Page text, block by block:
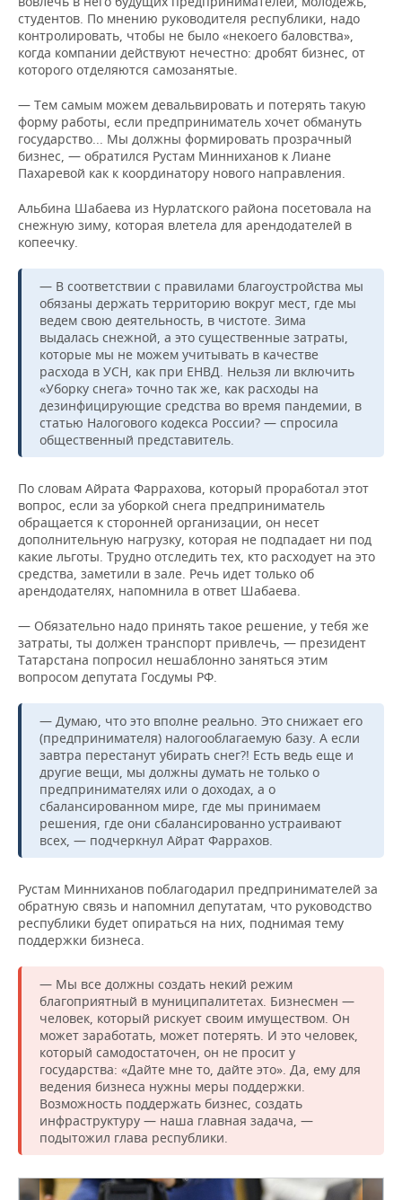
студентов. По мнению руководителя республики, надо
контролировать, чтобы не было «некоего баловства»,
когда компании действуют нечестно: дробят бизнес, от
которого отделяются самозанятые.
— Тем самым можем девальвировать и потерять такую
форму работы, если предприниматель хочет обмануть
государство... Мы должны формировать прозрачный
бизнес, — обратился Рустам Минниханов к Лиане
Пахаревой как к координатору нового направления.
Альбина Шабаева из Нурлатского района посетовала на
снежную зиму, которая влетела для арендодателей в
копеечку.
— В соответствии с правилами благоустройства мы
обязаны держать территорию вокруг мест, где мы
ведем свою деятельность, в чистоте. Зима
выдалась снежной, а это существенные затраты,
которые мы не можем учитывать в качестве
расхода в УСН, как при ЕНВД. Нельзя ли включить
«Уборку снега» точно так же, как расходы на
дезинфицирующие средства во время пандемии, в
статью Налогового кодекса России? — спросила
общественный представитель.
По словам Айрата Фаррахова, который проработал этот
вопрос, если за уборкой снега предприниматель
обращается к сторонней организации, он несет
дополнительную нагрузку, которая не подпадает ни под
какие льготы. Трудно отследить тех, кто расходует на это
средства, заметили в зале. Речь идет только об
арендодателях, напомнила в ответ Шабаева.
— Обязательно надо принять такое решение, у тебя же
затраты, ты должен транспорт привлечь, — президент
Татарстана попросил нешаблонно заняться этим
вопросом депутата Госдумы РФ.
— Думаю, что это вполне реально. Это снижает его
(предпринимателя) налогооблагаемую базу. А если
завтра перестанут убирать снег?! Есть ведь еще и
другие вещи, мы должны думать не только о
предпринимателях или о доходах, а о
сбалансированном мире, где мы принимаем
решения, где они сбалансированно устраивают
всех, — подчеркнул Айрат Фаррахов.
Рустам Минниханов поблагодарил предпринимателей за
обратную связь и напомнил депутатам, что руководство
республики будет опираться на них, поднимая тему
поддержки бизнеса.
— Мы все должны создать некий режим
благоприятный в муниципалитетах. Бизнесмен —
человек, который рискует своим имуществом. Он
может заработать, может потерять. И это человек,
который самодостаточен, он не просит у
государства: «Дайте мне то, дайте это». Да, ему для
ведения бизнеса нужны меры поддержки.
Возможность поддержать бизнес, создать
инфраструктуру — наша главная задача, —
подытожил глава республики.